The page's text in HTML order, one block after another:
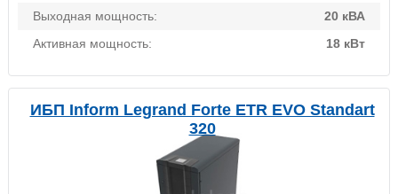
Выходная мощность:
20 кВА
Активная мощность:
18 кВт
ИБП Inform Legrand Forte ETR EVO Standart
320